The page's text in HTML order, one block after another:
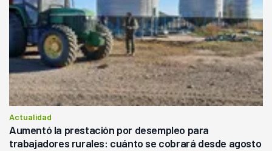
Actualidad
Aumentó la prestación por desempleo para
trabajadores rurales: cuánto se cobrará desde agosto